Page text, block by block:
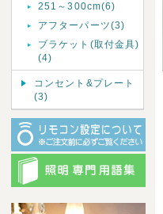
251～300cm(6)
アフターパーツ(3)
ブラケット(取付金具)
(4)
コンセント&プレート
(3)